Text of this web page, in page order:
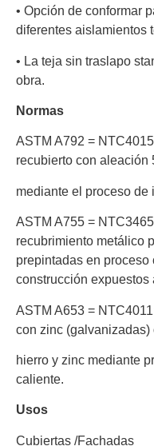
• Opción de conformar
diferentes aislamientos
• La teja sin traslapo
obra.
Normas
ASTM A792 =
recubierto con aleación
mediante el proceso de
ASTM A755 = NTC
recubrimiento metálico
prepintadas en
construcción expuestos
ASTM A653 =
con zinc
hierro y zinc mediante
caliente.
Usos
Cubiertas /Fachadas